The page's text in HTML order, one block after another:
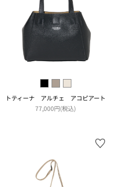
トティーナ アルチェ アコピアート
77,000円(税込)